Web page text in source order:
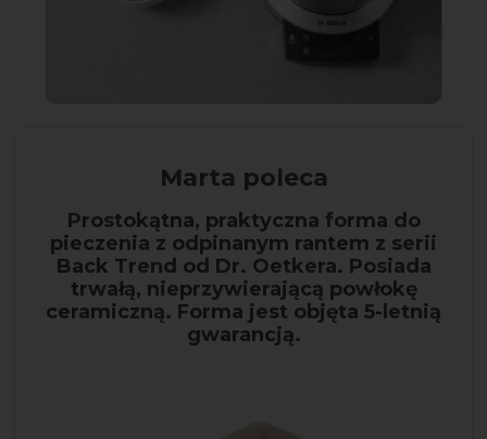
Marta poleca
Prostokątna, praktyczna forma do
pieczenia z odpinanym rantem z serii
Back Trend od Dr. Oetkera. Posiada
trwałą, nieprzywierającą powłokę
ceramiczną. Forma jest objęta 5-letnią
gwarancją.